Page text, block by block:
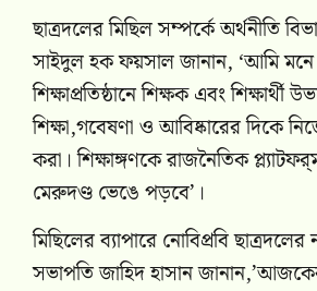
ছাত্রদলের মিছিল সম্পর্কে অর্থনীতি
সাইদুল হক ফয়সাল জানান, ‘আমি
শিক্ষাপ্রতিষ্ঠানে শিক্ষক এবং শিক্ষার্থী
শিক্ষা,গবেষণা ও আবিষ্কারের দিকে
করা। শিক্ষাঙ্গণকে রাজনৈতিক
মেরুদণ্ড ভেঙে পড়বে’।
মিছিলের ব্যাপারে নোবিপ্রবি
সভাপতি জাহিদ হাসান